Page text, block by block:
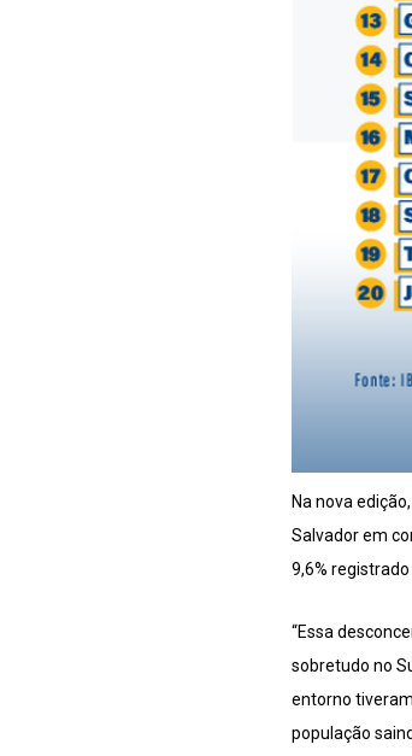
Na nova
Salvador em
9,6%
“Essa
sobretudo no
entorno
população